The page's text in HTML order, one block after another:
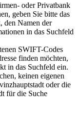
oder Privatbank
geben Sie bitte das
den Namen der
in das Suchfeld
SWIFT-Codes
finden möchten,
in das Suchfeld ein.
keinen eigenen
oder die
für die Suche